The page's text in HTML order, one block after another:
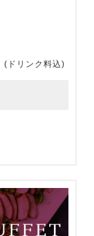
(ドリンク料込)